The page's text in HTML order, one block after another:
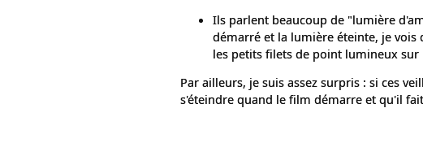
Ils parlent beaucoup de "lumière
démarré et la lumière éteinte, je vois
les petits filets de point lumineux sur
Par ailleurs, je suis assez surpris : si ces
s'éteindre quand le film démarre et qu'il